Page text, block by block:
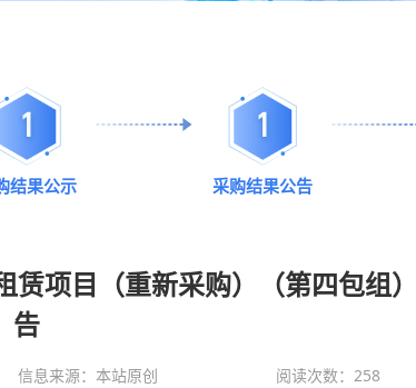
1
结果公示
1
采购结果公告
项目（重新采购）（第四包组
告
信息来源：本站原创 阅读次数： 258